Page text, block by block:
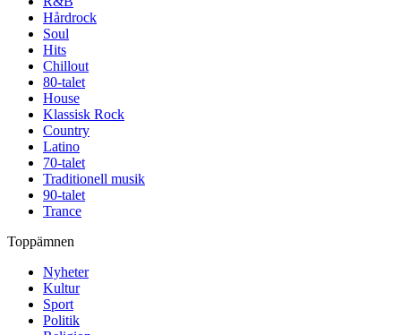
Hårdrock
Soul
Hits
Chillout
80-talet
House
Klassisk Rock
Country
Latino
70-talet
Traditionell musik
90-talet
Trance
Toppämnen
Nyheter
Kultur
Sport
Politik